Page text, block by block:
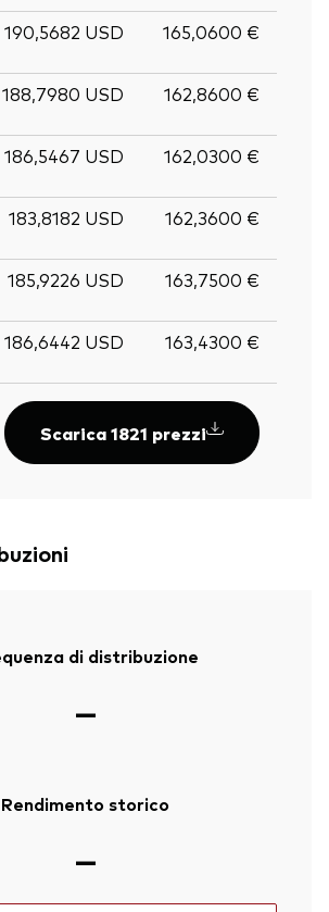
190,5682 USD 165,0600 €
188,7980 USD 162,8600 €
186,5467 USD 162,0300 €
183,8182 USD 162,3600 €
185,9226 USD 163,7500 €
186,6442 USD 163,4300 €
Scarica 1821 prezzi
di distribuzione
—
Rendimento storico
—